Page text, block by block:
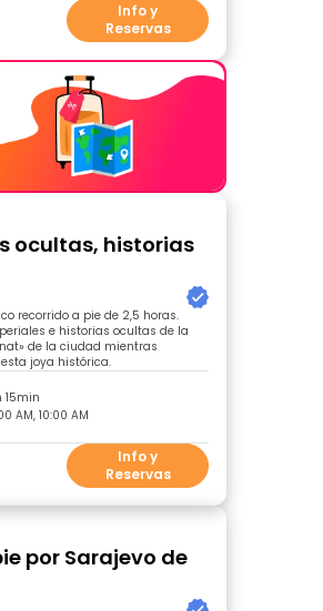
Info y
Reservas
ocultas, historias
recorrido a pie de 2,5 horas.
e historias ocultas de la
de la ciudad mientras
joya histórica.
15min
AM, 10:00 AM
Info y
Reservas
por Sarajevo de